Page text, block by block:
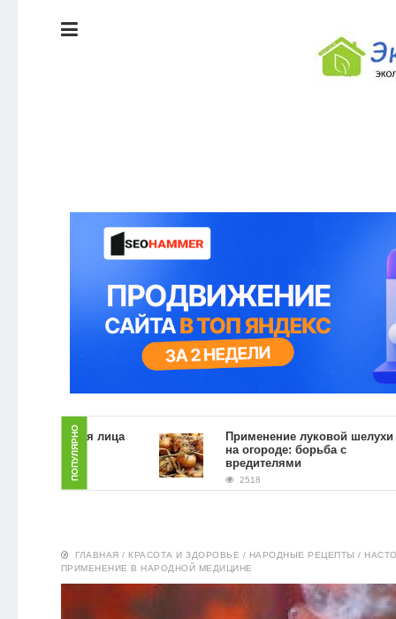
ЭКОЛОГИЯ
СТИЛЬ
ДОМА
КРАСОТА И
ПИТАНИЕ
НОВОСТИ
ПОПУЛЯРНО
для лица
Применение луковой шелухи
на огороде: борьба с
вредителями
2518
ГЛАВНАЯ / КРАСОТА И ЗДОРОВЬЕ / НАРОДНЫЕ РЕЦЕПТЫ /
ПРИМЕНЕНИЕ В НАРОДНОЙ МЕДИЦИНЕ